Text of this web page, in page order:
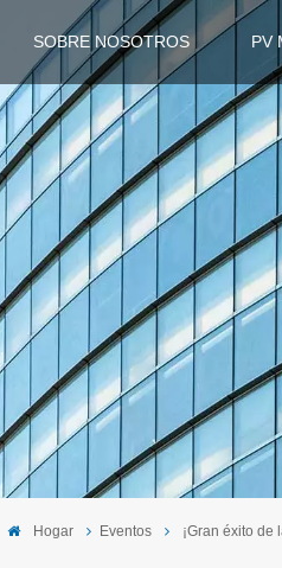
SOBRE NOSOTROS PV
Hogar Eventos ¡Gran éxito